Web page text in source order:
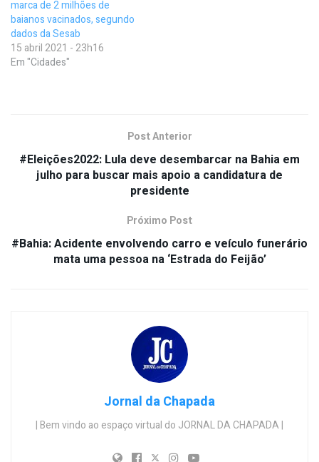
marca de 2 milhões de
baianos vacinados, segundo
dados da Sesab
15 abril 2021 - 23h16
Em "Cidades"
Post Anterior
#Eleições2022: Lula deve desembarcar na Bahia em
julho para buscar mais apoio a candidatura de
presidente
Próximo Post
#Bahia: Acidente envolvendo carro e veículo funerário
mata uma pessoa na ‘Estrada do Feijão’
Jornal da Chapada
| Bem vindo ao espaço virtual do JORNAL DA CHAPADA |